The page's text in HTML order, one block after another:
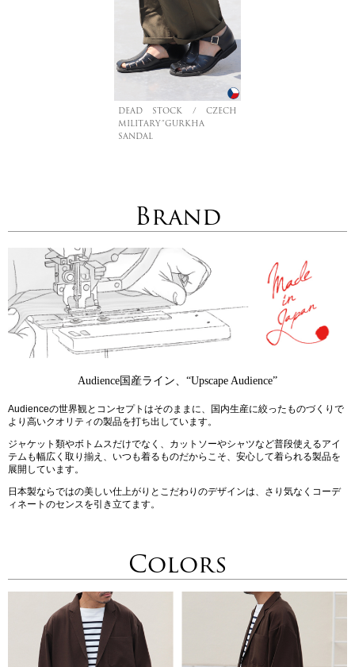
DEAD STOCK / CZECH
MILITARY”GURKHA
SANDAL
Brand
Audience国産ライン、“Upscape Audience”
Audienceの世界観とコンセプトはそのままに、国内生産に絞ったものづくりで
より高いクオリティの製品を打ち出しています。
ジャケット類やボトムスだけでなく、カットソーやシャツなど普段使えるアイ
テムも幅広く取り揃え、いつも着るものだからこそ、安心して着られる製品を
展開しています。
日本製ならではの美しい仕上がりとこだわりのデザインは、さり気なくコーデ
ィネートのセンスを引き立てます。
Colors